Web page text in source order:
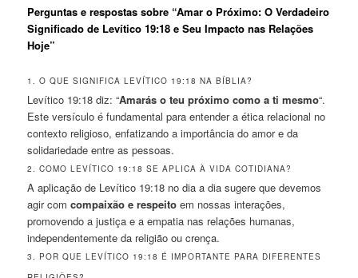
Perguntas e respostas sobre “Amar o Próximo: O Verdadeiro
Significado de Levítico 19:18 e Seu Impacto nas Relações
Hoje”
1. O QUE SIGNIFICA LEVÍTICO 19:18 NA BÍBLIA?
Levítico 19:18 diz: “Amarás o teu próximo como a ti mesmo“.
Este versículo é fundamental para entender a ética relacional no
contexto religioso, enfatizando a importância do amor e da
solidariedade entre as pessoas.
2. COMO LEVÍTICO 19:18 SE APLICA À VIDA COTIDIANA?
A aplicação de Levítico 19:18 no dia a dia sugere que devemos
agir comcompaixão e respeito em nossas interações,
promovendo a justiça e a empatia nas relações humanas,
independentemente da religião ou crença.
3. POR QUE LEVÍTICO 19:18 É IMPORTANTE PARA DIFERENTES